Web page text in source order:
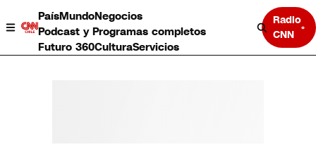
PaísMundoNegocios
Podcast y Programas completos
Futuro 360CulturaServicios
Radio
CNN